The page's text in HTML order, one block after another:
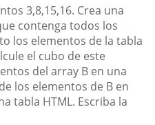
3,8,15,16. Crea una
contenga todos los
los elementos de la tabla
el cubo de este
del array B en una
los elementos de B en
tabla HTML. Escriba la